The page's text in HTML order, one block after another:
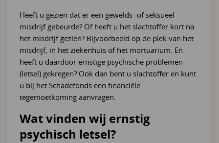
Heeft u gezien dat er een gewelds- of seksueel
misdrijf gebeurde? Of heeft u het slachtoffer kort na
het misdrijf gezien? Bijvoorbeeld op de plek van het
misdrijf, in het ziekenhuis of het mortuarium. En
heeft u daardoor ernstige psychische problemen
(letsel) gekregen? Ook dan bent u slachtoffer en kunt
u bij het Schadefonds een financiële
tegemoetkoming aanvragen.
Wat vinden wij ernstig
psychisch letsel?